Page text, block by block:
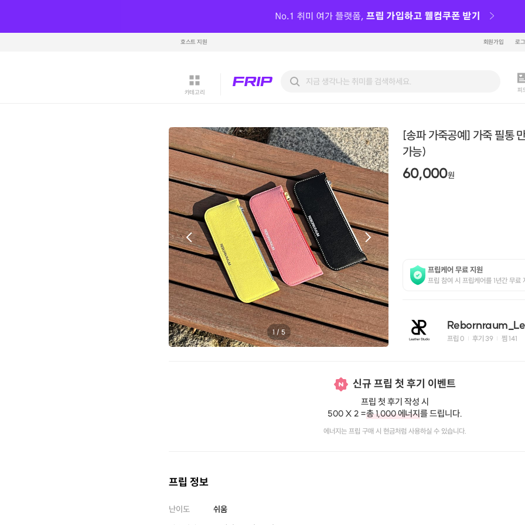
호스트 지원 회원가입 로
카테고리 피
1 /5
[송파 가죽공예] 가죽 필통
가능)
60,000원
프립케어 무료 지원
프립 참여 시 프립케어를 1년간 무료
프립 0 후기 39 찜141
신규 프립 첫 후기 이벤트
프립 첫 후기 작성 시
500 X 2 =총 1,000 에너지를 드립니다.
에너지는 프립 구매 시 현금처럼 사용하실 수 있습니다.
프립 정보
난이도
쉬움